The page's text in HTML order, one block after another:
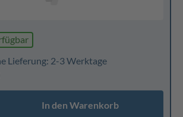
Lieferung: 2-3 Werktage
In den Warenkorb